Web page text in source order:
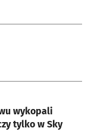
wykopali
tylko w Sky